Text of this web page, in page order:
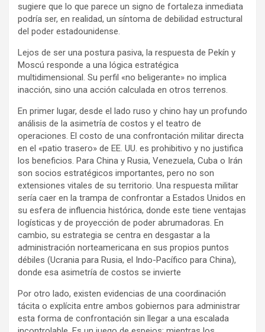
sugiere que lo que parece un signo de fortaleza inmediata
podría ser, en realidad, un síntoma de debilidad estructural
del poder estadounidense.
Lejos de ser una postura pasiva, la respuesta de Pekín y
Moscú responde a una lógica estratégica
multidimensional. Su perfil «no beligerante» no implica
inacción, sino una acción calculada en otros terrenos.
En primer lugar, desde el lado ruso y chino hay un profundo
análisis de la asimetría de costos y el teatro de
operaciones. El costo de una confrontación militar directa
en el «patio trasero» de EE. UU. es prohibitivo y no justifica
los beneficios. Para China y Rusia, Venezuela, Cuba o Irán
son socios estratégicos importantes, pero no son
extensiones vitales de su territorio. Una respuesta militar
sería caer en la trampa de confrontar a Estados Unidos en
su esfera de influencia histórica, donde este tiene ventajas
logísticas y de proyección de poder abrumadoras. En
cambio, su estrategia se centra en desgastar a la
administración norteamericana en sus propios puntos
débiles (Ucrania para Rusia, el Indo-Pacífico para China),
donde esa asimetría de costos se invierte
Por otro lado, existen evidencias de una coordinación
tácita o explícita entre ambos gobiernos para administrar
esta forma de confrontación sin llegar a una escalada